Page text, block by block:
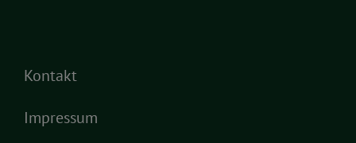
Kontakt
Impressum